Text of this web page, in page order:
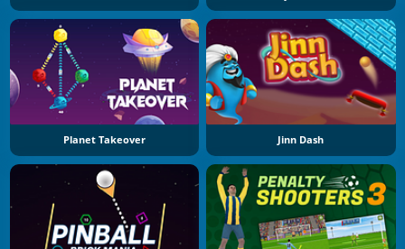
Planet Takeover Jinn Dash